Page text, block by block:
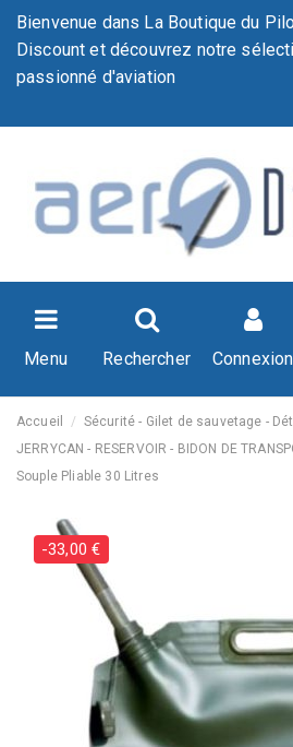
Bienvenue dans La Boutique du
Discount et découvrez notre
passionné d'aviation
Menu Rechercher Connexion
Accueil
Sécurité - Gilet de sauvetage -
JERRYCAN - RESERVOIR - BIDON DE
Souple Pliable 30 Litres
-33,00 €